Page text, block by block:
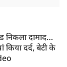
तीसरे दौर
योगी लखनऊ
निकला दामाद…
किया दर्द, बेटी के